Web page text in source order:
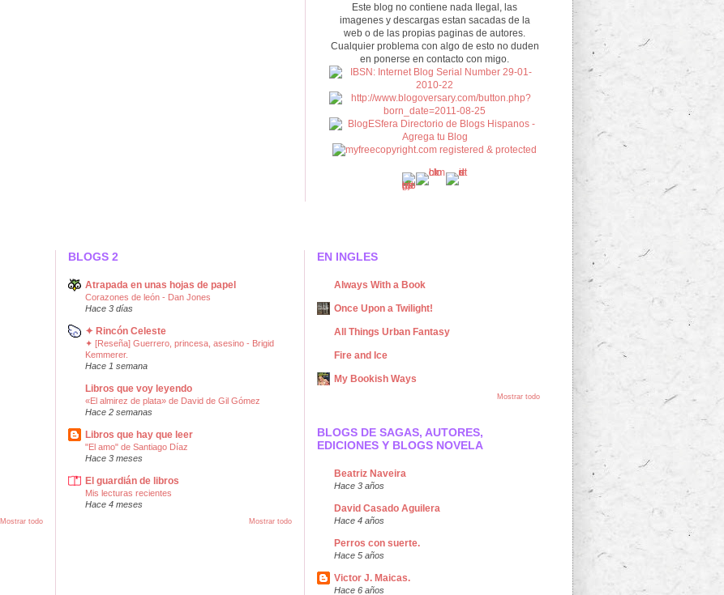
Este blog no contiene nada Ilegal, las
imagenes y descargas estan sacadas de la
web o de las propias paginas de autores.
Cualquier problema con algo de esto no duden
en ponerse en contacto con migo.
Mostrar todo
BLOGS 2
Atrapada en unas hojas de papel
Corazones de león - Dan Jones
Hace 3 días
✦ Rincón Celeste
✦ [Reseña] Guerrero, princesa, asesino - Brigid
Kemmerer.
Hace 1 semana
Libros que voy leyendo
«El almirez de plata» de David de Gil Gómez
Hace 2 semanas
Libros que hay que leer
"El amo" de Santiago Díaz
Hace 3 meses
El guardián de libros
Mis lecturas recientes
Hace 4 meses
Mostrar todo
EN INGLES
Always With a Book
Once Upon a Twilight!
All Things Urban Fantasy
Fire and Ice
My Bookish Ways
Mostrar todo
BLOGS DE SAGAS, AUTORES,
EDICIONES Y BLOGS NOVELA
Beatriz Naveira
Hace 3 años
David Casado Aguilera
Hace 4 años
Perros con suerte.
Hace 5 años
Victor J. Maicas.
Hace 6 años